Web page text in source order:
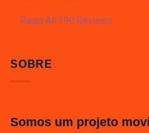
Read All 190 Reviews
SOBRE
Somos um projeto